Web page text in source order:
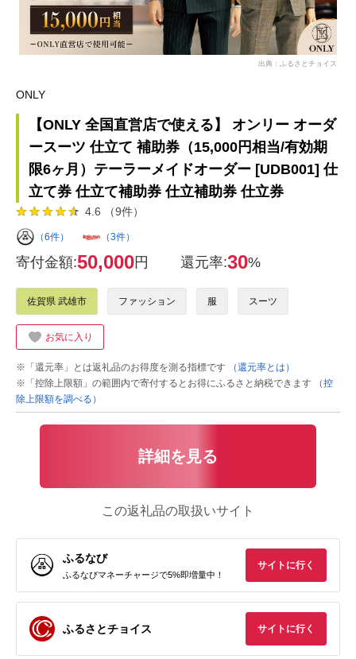
出典：ふるさとチョイス
ONLY
【ONLY 全国直営店で使える】 オンリー オーダ
ースーツ 仕立て 補助券（15,000円相当/有効期
限6ヶ月）テーラーメイドオーダー [UDB001] 仕
立て券 仕立て補助券 仕立補助券 仕立券
4.6 （9件）
（6件） （3件）
寄付金額:50,000円 還元率:30%
佐賀県 武雄市 ファッション 服 スーツ
お気に入り
※「還元率」とは返礼品のお得度を測る指標です
（還元率とは）
※「控除上限額」の範囲内で寄付するとお得にふるさと納税できます
（控
除上限額を調べる）
詳細を見る
この返礼品の取扱いサイト
ふるなび
ふるなびマネーチャージで5%即増量中！
サイトに行く
ふるさとチョイス サイトに行く